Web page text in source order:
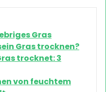
Gras
Gras trocknen?
trocknet: 3
von feuchtem